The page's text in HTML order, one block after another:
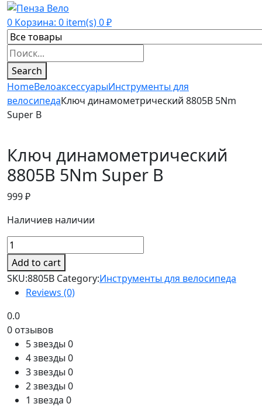
0 Корзина: 0 item(s)0₽
Products
search
Search
HomeВелоаксессуарыИнструменты для
велосипедаКлюч динамометрический 8805B 5Nm
Super B
Ключ динамометрический
8805B 5Nm Super B
999₽
Наличиев наличии
Ключ
динамометрический
8805B
5Nm
Super
B
quantity
Add to cart
SKU:8805B Category:Инструменты для велосипеда
Reviews (0)
0.0
0 отзывов
5 звезды 0
4 звезды 0
3 звезды 0
2 звезды 0
1 звезда 0